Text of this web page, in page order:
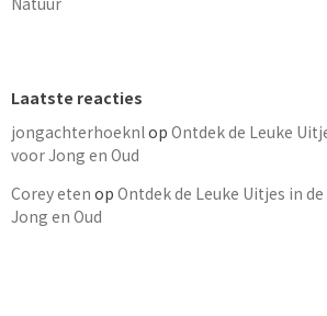
Laatste reacties
jongachterhoeknlop Ontdek de Leuke
voor Jong en Oud
Corey eten op Ontdek de Leuke Uitjes in
Jong en Oud